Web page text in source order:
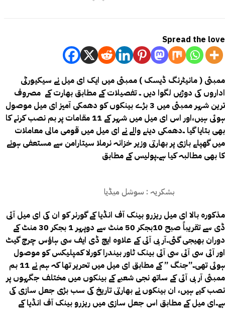
Spread the love
ممبئی ( مانیٹرنگ ڈیسک ) ممبئی میں ایک ای میل نے سیکیورٹی
اداروں کی دوڑیں لگوا دیں ۔ تفصیلات کے مطابق بھارت کے مصروف
ترین شہر ممبئی میں 3 بڑے بینکوں کو دھمکی آمیز ای میل موصول
ہوئی ہیں،اور اس ای میل میں شہر کے 11 مقامات پر بم نصب کرنے کا
بھی بتایا گیا ۔دھمکی دینے والے نے ای میل میں قومی مالی معاملات
میں گھپلے بازی پر بھارتی وزیر خزانہ نرملا سیتارامن سے مستعفی ہونے
کا بھی مطالبہ کیا ہے۔پولیس کے مطابق
بشکریہ : سوشل میڈیا
مذکورہ بالا ای میل ریزرو بینک آف انڈیا کے گورنر کو ان کی ای میل آئی
ڈی سے تقریباً صبح 10بجکر 50 منٹ سے دوپہر 1 بجکر 30 منٹ کے
دوران بھیجی گئی۔آر بی آئی کے علاوہ ایچ ڈی ایف سی ہاؤس چرچ گیٹ
اور آئی سی آئی سی آئی بینک ٹاور بیندرا کورلا کمپلیکس کو موصول
ہوئی تھی۔”جنگ ” کے مطابق ای میل میں تحریر تھا کہ ہم نے 11 بم
ممبئی آر بی آئی کے ساتھ نجی شعبے کے بینکوں میں مختلف جگہوں پر
نصب کیے ہیں، ان بینکوں نے بھارتی تاریخ کی سب بڑی جعل سازی کی
ہے۔ای میل کے مطابق اس جعل سازی میں ریزرو بینک آف انڈیا کے